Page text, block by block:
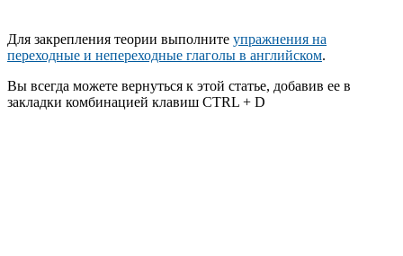
Для закрепления теории выполните упражнения на
переходные и непереходные глаголы в английском.
Вы всегда можете вернуться к этой статье, добавив ее в
закладки комбинацией клавиш CTRL + D